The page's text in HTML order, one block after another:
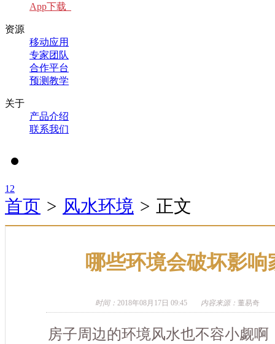
App下载
资源
移动应用
专家团队
合作平台
预测教学
关于
产品介绍
联系我们
1 2
首页 > 风水环境 > 正文
哪些环境会破坏影响
时间： 2018年08月17日 09:45 内容来源： 董易奇
房子周边的环境风水也不容小觑